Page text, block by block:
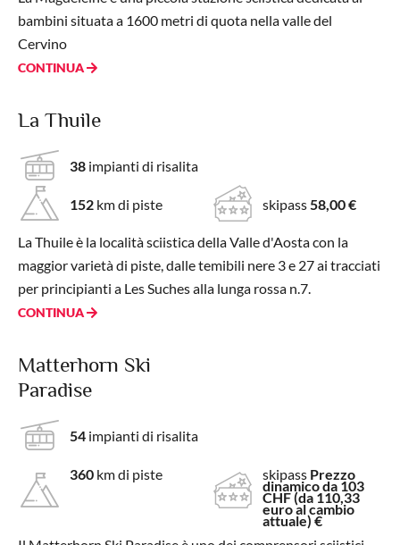
bambini situata a 1600 metri di quota nella valle del
Cervino
CONTINUA
La Thuile
38 impianti di risalita
152 km di piste skipass58,00 €
La Thuile è la località sciistica della Valle d'Aosta con la
maggior varietà di piste, dalle temibili nere 3 e 27 ai tracciati
per principianti a Les Suches alla lunga rossa n.7.
CONTINUA
Matterhorn Ski
Paradise
54 impianti di risalita
360 km di piste skipass Prezzo
dinamico da 103
CHF (da 110,33
euro al cambio
attuale) €